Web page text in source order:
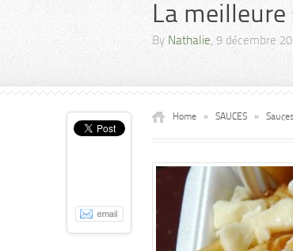
La meilleure
By Nathalie, 9 décembre
Home » SAUCES » Sauces